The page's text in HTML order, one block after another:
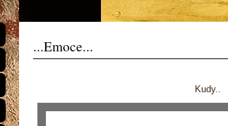
...Emoce...
Kudy..